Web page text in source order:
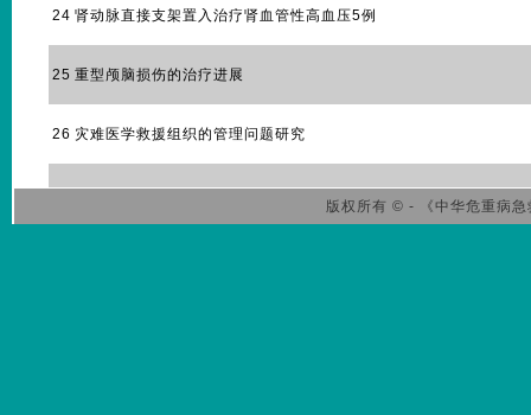
24 肾动脉直接支架置入治疗肾血管性高血压5例
25 重型颅脑损伤的治疗进展
26 灾难医学救援组织的管理问题研究
版权所有 © - 《中华危重病